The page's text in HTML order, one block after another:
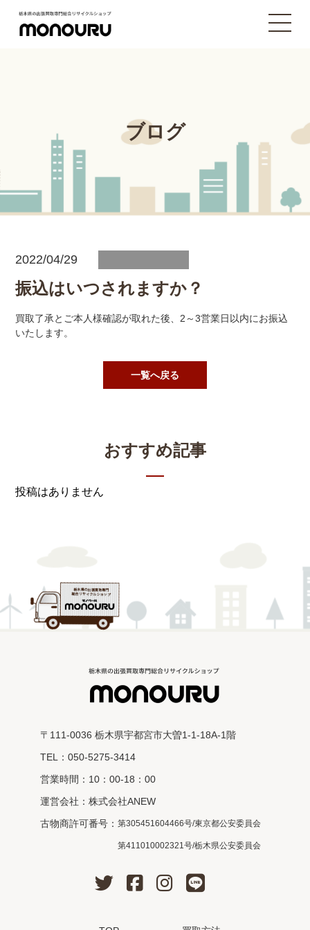
ブログ
2022/04/29
振込はいつされますか？
買取了承とご本人様確認が取れた後、2～3営業日以内にお振込
いたします。
一覧へ戻る
おすすめ記事
投稿はありません
〒111-0036 栃木県宇都宮市大曽1-1-18A-1階
TEL：050-5275-3414
営業時間：10：00-18：00
運営会社：株式会社ANEW
古物商許可番号： 第305451604466号/東京都公安委員会
第411010002321号/栃木県公安委員会